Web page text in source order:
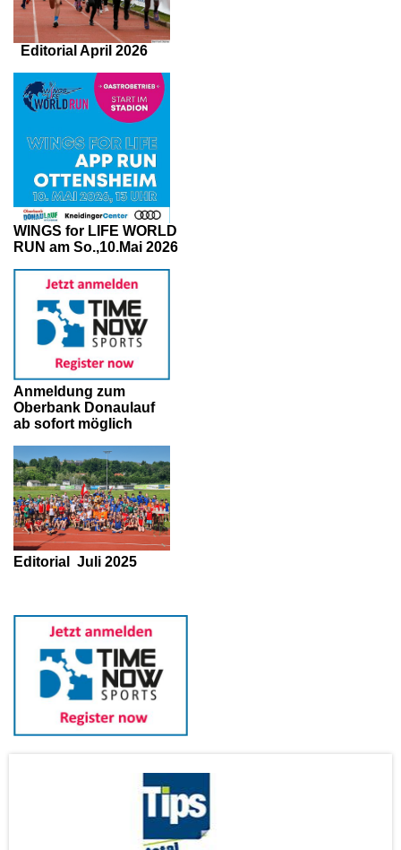
Editorial April 2026
WINGS for LIFE WORLD
RUN am So.,10.Mai 2026
Anmeldung zum
Oberbank Donaulauf
ab sofort möglich
Editorial Juli 2025